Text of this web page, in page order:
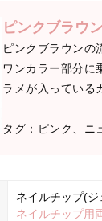
ピンクブラウ
ピンクブラウンの
ワンカラー部分に
ラメが入っている
タグ：ピンク、ニ
ネイルチップ(
ネイルチップ用